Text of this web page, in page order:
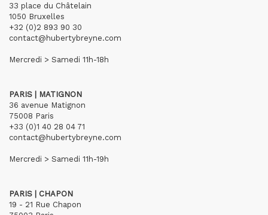
33 place du Châtelain
1050 Bruxelles
+32 (0)2 893 90 30
contact@hubertybreyne.com
Mercredi > Samedi 11h-18h
PARIS | MATIGNON
36 avenue Matignon
75008 Paris
+33 (0)1 40 28 04 71
contact@hubertybreyne.com
Mercredi > Samedi 11h-19h
PARIS | CHAPON
19 - 21 Rue Chapon